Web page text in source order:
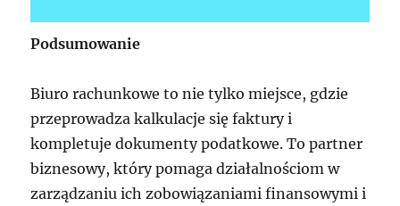
Podsumowanie
Biuro rachunkowe to nie tylko miejsce, gdzie
przeprowadza kalkulacje się faktury i
kompletuje dokumenty podatkowe. To partner
biznesowy, który pomaga działalnościom w
zarządzaniu ich zobowiązaniami finansowymi i